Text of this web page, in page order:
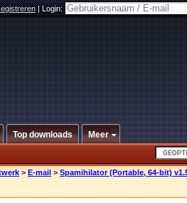
|Login:
Top downloads Meer
> E-mail > Spamihilator (Portable, 64-bit)